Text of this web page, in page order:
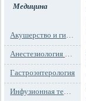
Медицина
Акушерство и гинекология
Анестезиология и реанимация
Гастроэнтерология
Инфузионная терапия